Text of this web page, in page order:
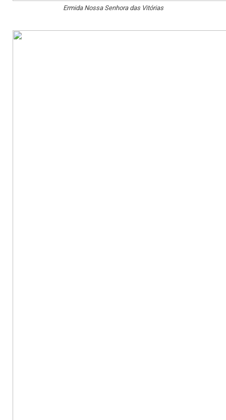
Ermida Nossa Senhora das Vitórias